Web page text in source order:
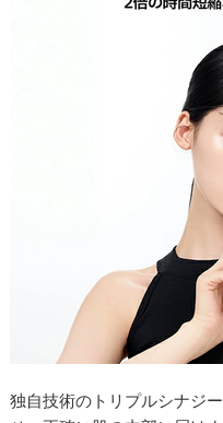
独自技術のトリプルシナジ